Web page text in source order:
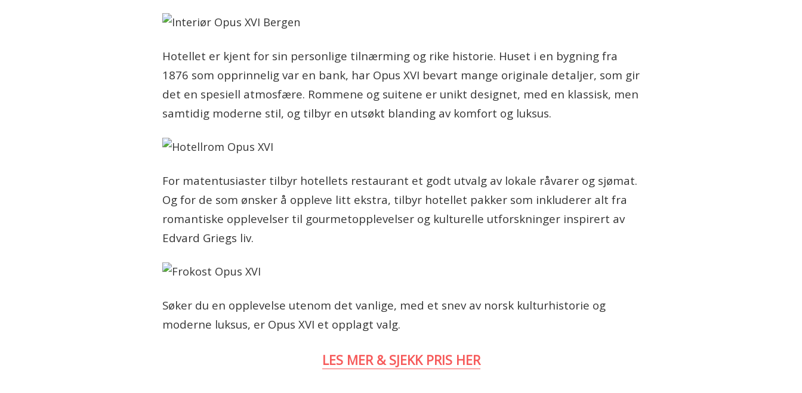
Hotellet er kjent for sin personlige tilnærming og rike historie. Huset i en bygning fra
1876 som opprinnelig var en bank, har Opus XVI bevart mange originale detaljer, som gir
det en spesiell atmosfære. Rommene og suitene er unikt designet, med en klassisk, men
samtidig moderne stil, og tilbyr en utsøkt blanding av komfort og luksus.
For matentusiaster tilbyr hotellets restaurant et godt utvalg av lokale råvarer og sjømat.
Og for de som ønsker å oppleve litt ekstra, tilbyr hotellet pakker som inkluderer alt fra
romantiske opplevelser til gourmetopplevelser og kulturelle utforskninger inspirert av
Edvard Griegs liv.
Søker du en opplevelse utenom det vanlige, med et snev av norsk kulturhistorie og
moderne luksus, er Opus XVI et opplagt valg.
LES MER & SJEKK PRIS HER